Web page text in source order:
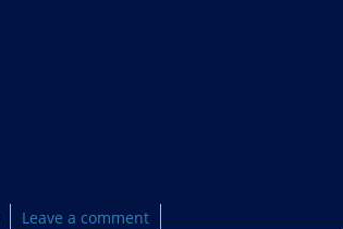
Leave a comment